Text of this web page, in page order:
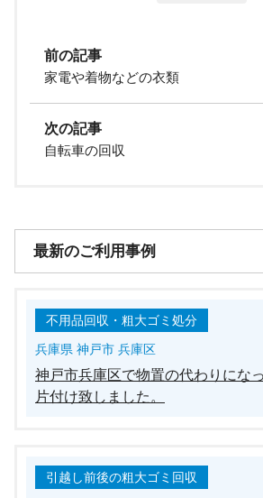
前の記事
家電や着物などの衣類
次の記事
自転車の回収
最新のご利用事例
不用品回収・粗大ゴミ処分
兵庫県 神戸市 兵庫区
神戸市兵庫区で物置の代わりにな
片付け致しました。
引越し前後の粗大ゴミ回収